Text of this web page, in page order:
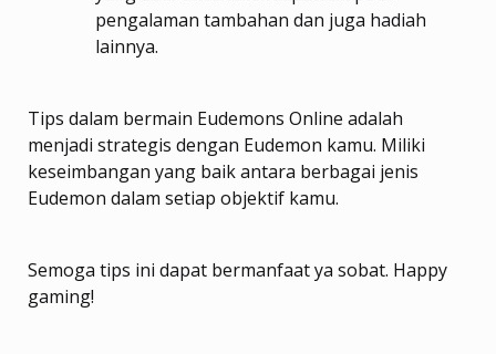
pengalaman tambahan dan juga hadiah
lainnya.
Tips dalam bermain Eudemons Online adalah
menjadi strategis dengan Eudemon kamu. Miliki
keseimbangan yang baik antara berbagai jenis
Eudemon dalam setiap objektif kamu.
Semoga tips ini dapat bermanfaat ya sobat. Happy
gaming!